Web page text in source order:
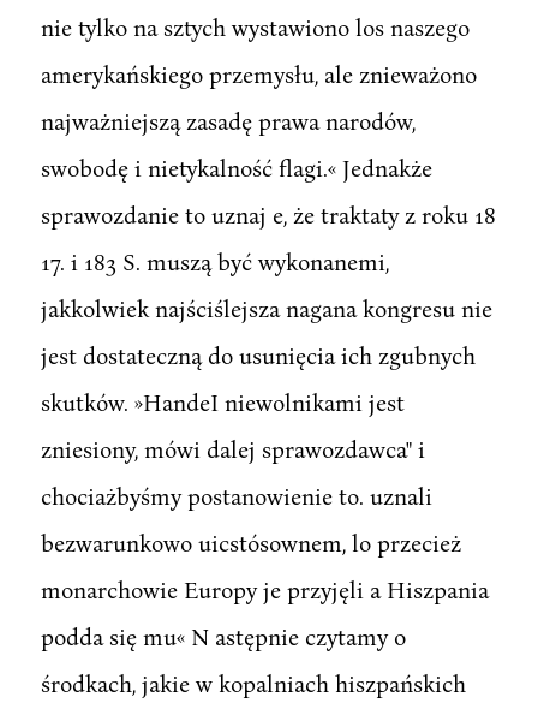
nie tylko na sztych wystawiono los naszego
amerykańskiego przemysłu, ale znieważono
najważniejszą zasadę prawa narodów,
swobodę i nietykalność flagi.« Jednakże
sprawozdanie to uznaj e, że traktaty z roku 18
17. i 183 S. muszą być wykonanemi,
jakkolwiek najściślejsza nagana kongresu nie
jest dostateczną do usunięcia ich zgubnych
skutków. »HandeI niewolnikami jest
zniesiony, mówi dalej sprawozdawca" i
chociażbyśmy postanowienie to. uznali
bezwarunkowo uicstósownem, lo przecież
monarchowie Europy je przyjęli a Hiszpania
podda się mu« N astępnie czytamy o
środkach, jakie w kopalniach hiszpańskich